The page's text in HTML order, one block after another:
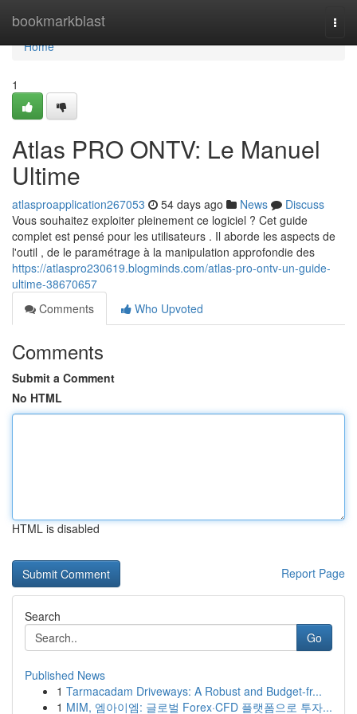
bookmarkblast
Home
Home
1
Atlas PRO ONTV: Le Manuel
Ultime
atlasproapplication267053 54 days ago News
Discuss
Vous souhaitez exploiter pleinement ce logiciel ? Cet guide
complet est pensé pour les utilisateurs . Il aborde les aspects de
l'outil , de le paramétrage à la manipulation approfondie des
https://atlaspro230619.blogminds.com/atlas-pro-ontv-un-guide-
ultime-38670657
Comments
Who Upvoted
Comments
Submit a Comment
No HTML
HTML is disabled
Report Page
Search
Go
Published News
1 Tarmacadam Driveways: A Robust and Budget-fr...
1 MIM, 엠아이엠: 글로벌 Forex·CFD 플랫폼으로 투자...